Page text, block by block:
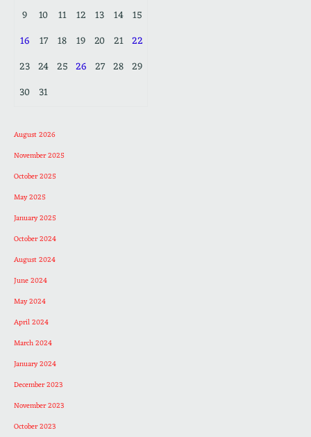
9
10 11 12 13 14 15
16 17 18 19 20 21 22
23 24 25 26 27 28 29
30 31
August 2026
November 2025
October 2025
May 2025
January 2025
October 2024
August 2024
June 2024
May 2024
April 2024
March 2024
January 2024
December 2023
November 2023
October 2023